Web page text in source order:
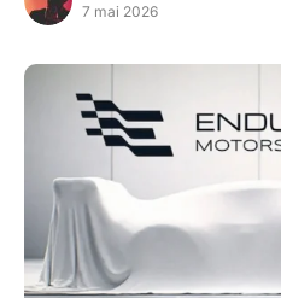
7 mai 2026